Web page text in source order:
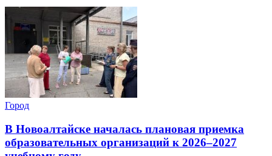
Город
В Новоалтайске началась плановая приемка
образовательных организаций к 2026–2027